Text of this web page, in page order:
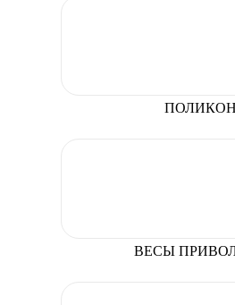
ПОЛИКОН
ВЕСЫ